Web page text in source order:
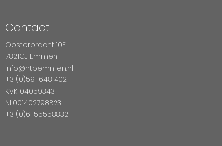
Contact
Oosterbracht 10E
7821CJ Emmen
info@htbemmen.nl
+31(0)591 648 402
KVK 04059343
NL001402798B23
+31(0)6-55558832